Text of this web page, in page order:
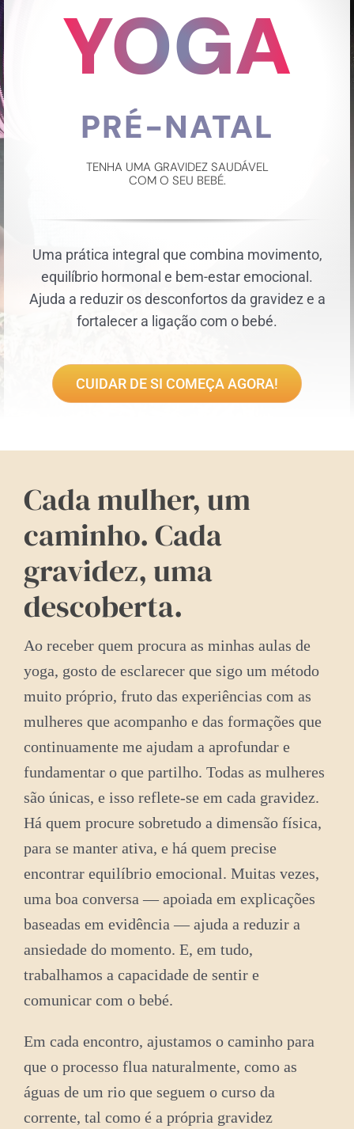
YOGA
PRÉ-NATAL
TENHA UMA GRAVIDEZ SAUDÁVEL
COM O SEU BEBÉ.
Uma prática integral que combina movimento,
equilíbrio hormonal e bem-estar emocional.
Ajuda a reduzir os desconfortos da gravidez e a
fortalecer a ligação com o bebé.
CUIDAR DE SI COMEÇA AGORA!
Cada mulher, um
caminho. Cada
gravidez, uma
descoberta.
Ao receber quem procura as minhas aulas de
yoga, gosto de esclarecer que sigo um método
muito próprio, fruto das experiências com as
mulheres que acompanho e das formações que
continuamente me ajudam a aprofundar e
fundamentar o que partilho. Todas as mulheres
são únicas, e isso reflete-se em cada gravidez.
Há quem procure sobretudo a dimensão física,
para se manter ativa, e há quem precise
encontrar equilíbrio emocional. Muitas vezes,
uma boa conversa — apoiada em explicações
baseadas em evidência — ajuda a reduzir a
ansiedade do momento. E, em tudo,
trabalhamos a capacidade de sentir e
comunicar com o bebé.
Em cada encontro, ajustamos o caminho para
que o processo flua naturalmente, como as
águas de um rio que seguem o curso da
corrente, tal como é a própria gravidez